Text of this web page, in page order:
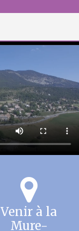
Venir à la
Mure-